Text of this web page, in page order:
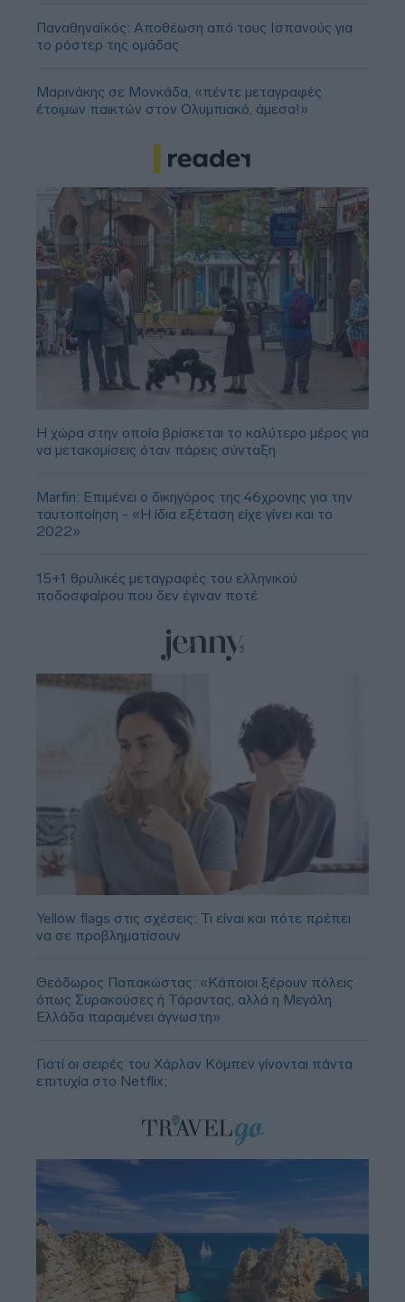
Παναθηναϊκός: Αποθέωση από τους Ισπανούς για
το ρόστερ της ομάδας
Μαρινάκης σε Μονκάδα, «πέντε μεταγραφές
έτοιμων παικτών στον Ολυμπιακό, άμεσα!»
Η χώρα στην οποία βρίσκεται το καλύτερο μέρος για
να μετακομίσεις όταν πάρεις σύνταξη
Marfin: Επιμένει ο δικηγόρος της 46χρονης για την
ταυτοποίηση - «Η ίδια εξέταση είχε γίνει και το
2022»
15+1 θρυλικές μεταγραφές του ελληνικού
ποδοσφαίρου που δεν έγιναν ποτέ
Yellow flags στις σχέσεις: Τι είναι και πότε πρέπει
να σε προβληματίσουν
Θεόδωρος Παπακώστας: «Κάποιοι ξέρουν πόλεις
όπως Συρακούσες ή Τάραντας, αλλά η Μεγάλη
Ελλάδα παραμένει άγνωστη»
Γιατί οι σειρές του Χάρλαν Κόμπεν γίνονται πάντα
επιτυχία στο Netflix;